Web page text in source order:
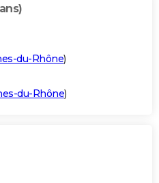
du-Rhône)
du-Rhône)